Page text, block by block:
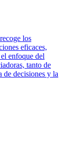
los
eficaces,
enfoque del
tanto de
de decisiones y la